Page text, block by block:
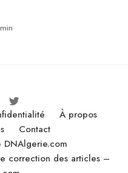
À propos
Contact
correction des articles –